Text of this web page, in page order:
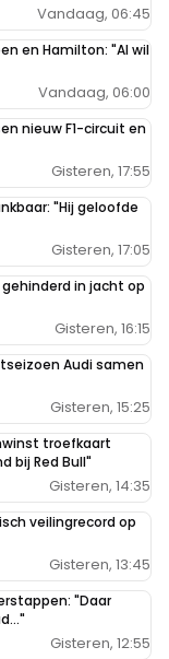
Vandaag, 06:45
en Hamilton: "Al wil
Vandaag, 06:00
nieuw F1-circuit en
Gisteren, 17:55
"Hij geloofde
Gisteren, 17:05
in jacht op
Gisteren, 16:15
Audi samen
Gisteren, 15:25
troefkaart
bij Red Bull"
Gisteren, 14:35
veilingrecord op
Gisteren, 13:45
"Daar
Gisteren, 12:55